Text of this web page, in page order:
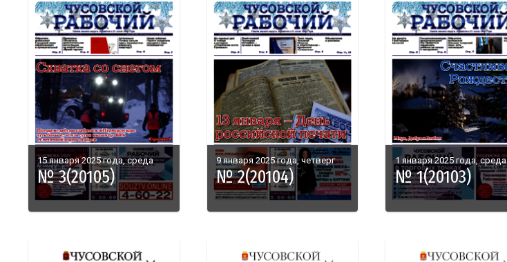
15 января 2025 года, среда
№ 3(20105)
9 января 2025 года, четверг
№ 2(20104)
1 января 2025 года, среда
№ 1(20103)